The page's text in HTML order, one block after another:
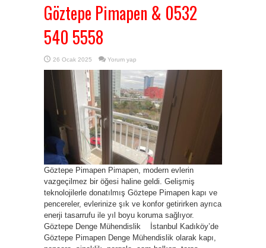
Göztepe Pimapen & 0532
540 5558
26 Ocak 2025 Yorum yap
Göztepe Pimapen Pimapen, modern evlerin
vazgeçilmez bir öğesi haline geldi. Gelişmiş
teknolojilerle donatılmış Göztepe Pimapen kapı ve
pencereler, evlerinize şık ve konfor getirirken ayrıca
enerji tasarrufu ile yıl boyu koruma sağlıyor.
Göztepe Denge Mühendislik İstanbul Kadıköy’de
Göztepe Pimapen Denge Mühendislik olarak kapı,